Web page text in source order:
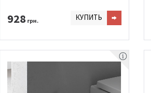
928 грн. КУПИТЬ